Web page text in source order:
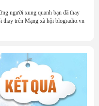
người xung quanh bạn đã thay
thay trên Mạng xã hội blogradio.vn